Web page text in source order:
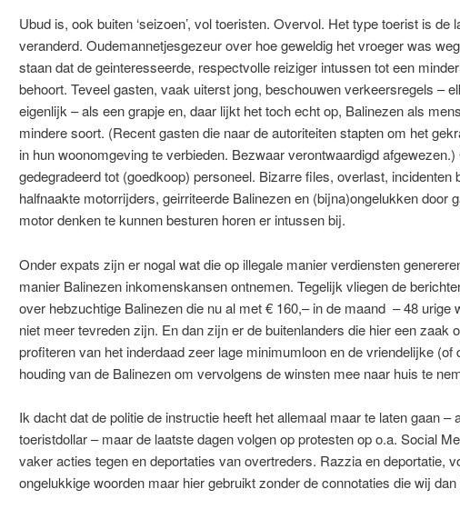
Ubud is, ook buiten ‘seizoen’, vol toeristen. Overvol. Het type toerist is de
veranderd. Oudemannetjesgezeur over hoe geweldig het vroeger was
staan dat de geinteresseerde, respectvolle reiziger intussen tot een
behoort. Teveel gasten, vaak uiterst jong, beschouwen verkeersregels –
eigenlijk – als een grapje en, daar lijkt het toch echt op, Balinezen als
mindere soort. (Recent gasten die naar de autoriteiten stapten om het
in hun woonomgeving te verbieden. Bezwaar verontwaardigd
gedegradeerd tot (goedkoop) personeel. Bizarre files, overlast, incidenten
halfnaakte motorrijders, geirriteerde Balinezen en (bijna)ongelukken door
motor denken te kunnen besturen horen er intussen bij.
Onder expats zijn er nogal wat die op illegale manier verdiensten
manier Balinezen inkomenskansen ontnemen. Tegelijk vliegen de
over hebzuchtige Balinezen die nu al met € 160,– in de maand – 48 urige
niet meer tevreden zijn. En dan zijn er de buitenlanders die hier een zaak
profiteren van het inderdaad zeer lage minimumloon en de vriendelijke (of
houding van de Balinezen om vervolgens de winsten mee naar huis te
Ik dacht dat de politie de instructie heeft het allemaal maar te laten gaan –
toeristdollar – maar de laatste dagen volgen op protesten op o.a. Social
vaker acties tegen en deportaties van overtreders. Razzia en deportatie,
ongelukkige woorden maar hier gebruikt zonder de connotaties die wij dan